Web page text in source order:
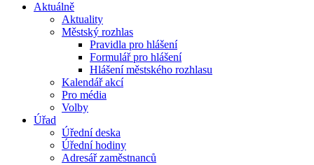
Aktuálně
Aktuality
Městský rozhlas
Pravidla pro hlášení
Formulář pro hlášení
Hlášení městského rozhlasu
Kalendář akcí
Pro média
Volby
Úřad
Úřední deska
Úřední hodiny
Adresář zaměstnanců